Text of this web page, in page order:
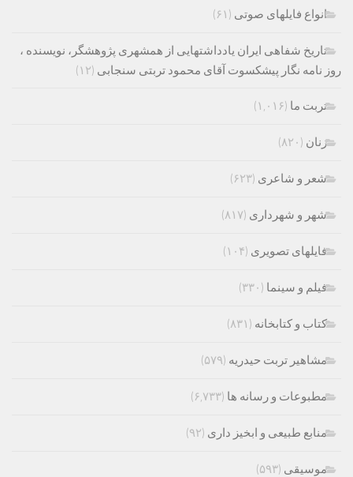
انواع فایلهای صوتی (۶۱)
تاریخ شفاهی ایران یادداشتهایی از همشهری پژوهشگر، نویسنده ،
روز نامه نگار پیشکسوت آقای محمود تربتی سنجابی (۱۲)
تربت ما (۱,۰۱۶)
زنان (۸۲۰)
شعر و شاعری (۶۲۳)
شهر و شهرداری (۸۱۷)
فایلهای تصویری (۱۰۴)
فیلم و سینما (۳۳۰)
کتاب و کتابخانه (۸۳۱)
مشاهیر تربت حیدریه (۵۷۹)
مطبوعات و رسانه ها (۶,۷۳۳)
منابع طبیعی و ابخیز داری (۹۲)
موسیقی (۵۹۳)